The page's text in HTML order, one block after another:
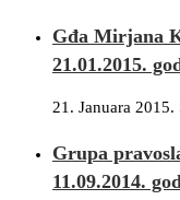
Gđa Mirjana
21.01.2015.
21. Januara 2015.
Grupa
11.09.2014.